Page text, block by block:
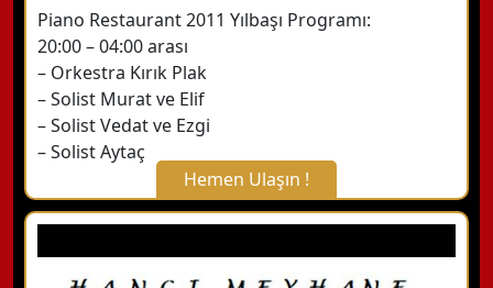
Piano Restaurant 2011 Yılbaşı Programı:
20:00 – 04:00 arası
– Orkestra Kırık Plak
– Solist Murat ve Elif
– Solist Vedat ve Ezgi
– Solist Aytaç
Hemen Ulaşın !
X Kapat
WhatsApp ile Bilgi Alın